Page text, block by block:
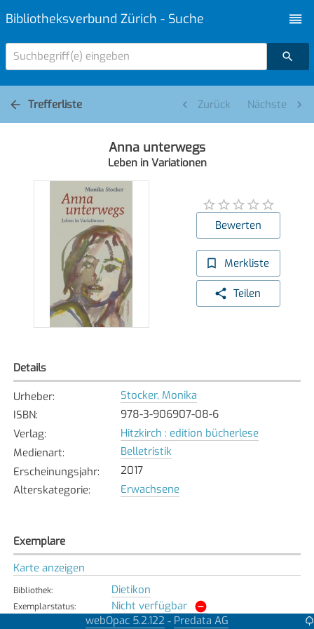
Bibliotheksverbund Zürich - Suche
Suchbegriff(e) eingeben
Trefferliste Zurück Nächste
Anna unterwegs
Leben in Variationen
Bewerten
Merkliste
Teilen
Details
Urheber:
Stocker, Monika
ISBN:
978-3-906907-08-6
Verlag:
Hitzkirch : edition bücherlese
Medienart:
Belletristik
Erscheinungsjahr:
2017
Alterskategorie: Erwachsene
Exemplare
Karte anzeigen
Bibliothek: Dietikon
Exemplarstatus:
Nicht verfügbar
webOpac 5.2.122 - Predata AG